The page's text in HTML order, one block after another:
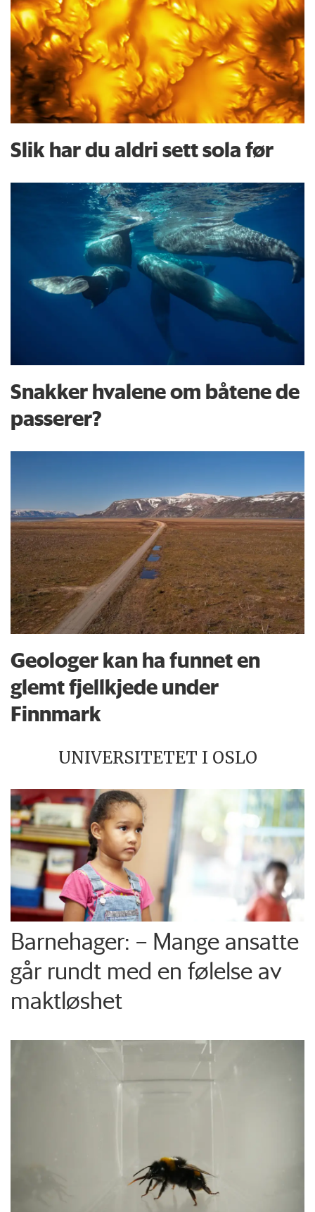
Slik har du aldri sett sola før
Snakker hvalene om båtene de
passerer?
Geologer kan ha funnet en
glemt fjellkjede under
Finnmark
UNIVERSITETET I OSLO
Barnehager: – Mange ansatte
går rundt med en følelse av
maktløshet